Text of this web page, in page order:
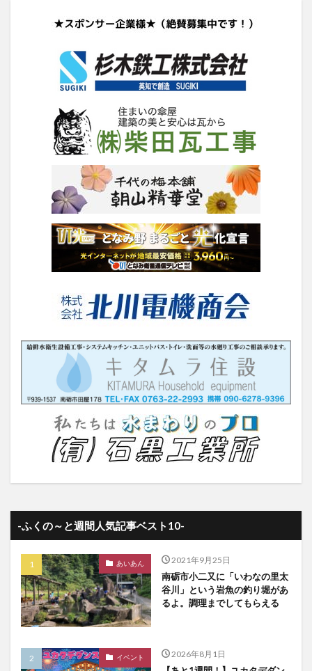
-ふくの～と週間人気記事ベスト10-
あいあん 2021年9月25日
南砺市小二又に「いわなの里太
谷川」という岩魚の釣り堀があ
るよ。調理までしてもらえる
イベント 2026年8月1日